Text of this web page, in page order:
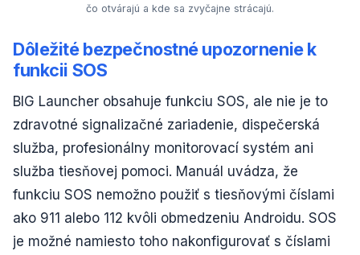
čo otvárajú a kde sa zvyčajne strácajú.
Dôležité bezpečnostné upozornenie k
funkcii SOS
BIG Launcher obsahuje funkciu SOS, ale nie je to
zdravotné signalizačné zariadenie, dispečerská
služba, profesionálny monitorovací systém ani
služba tiesňovej pomoci. Manuál uvádza, že
funkciu SOS nemožno použiť s tiesňovými číslami
ako 911 alebo 112 kvôli obmedzeniu Androidu. SOS
je možné namiesto toho nakonfigurovať s číslami